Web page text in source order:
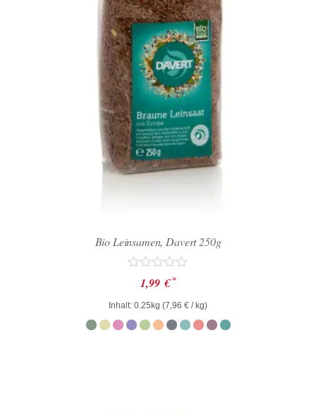
Bio Leinsamen, Davert 250g
Bewertet
mit
0
von
5
1,99 € *
Inhalt: 0.25kg (7,96 € / kg)